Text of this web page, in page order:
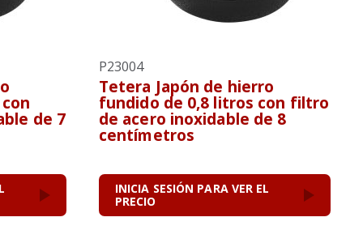
de 7
P23004
Tetera Japón de hierro
fundido de 0,8 litros con filtro
de acero inoxidable de 8
centímetros
INICIA SESIÓN PARA VER EL
PRECIO